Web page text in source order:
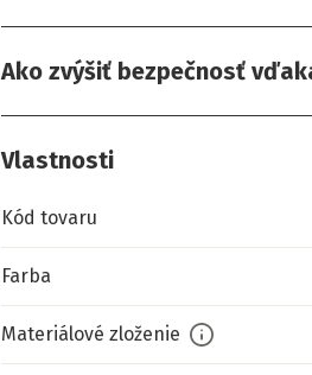
Ako zvýšiť bezpečnosť
Vlastnosti
Kód tovaru
Farba
Materiálové zloženie